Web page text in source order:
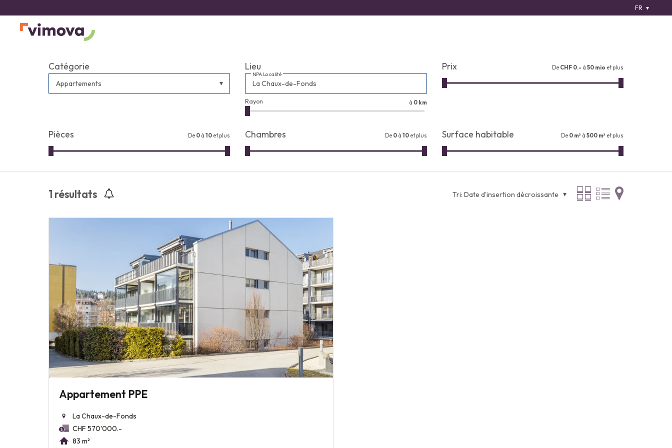
FR
Catégorie
Appartements
Lieu
NPA Localité
Rayon à 0 km
Prix De CHF 0.- à 50 mio et plus
Pièces De 0 à 10 et plus Chambres De 0 à 10 et plus Surface habitable De 0 m² à 500 m² et plus
1 résultats Tri: Date d'insertion décroissante
Appartement PPE
La Chaux-de-Fonds
CHF 570'000.-
83 m²